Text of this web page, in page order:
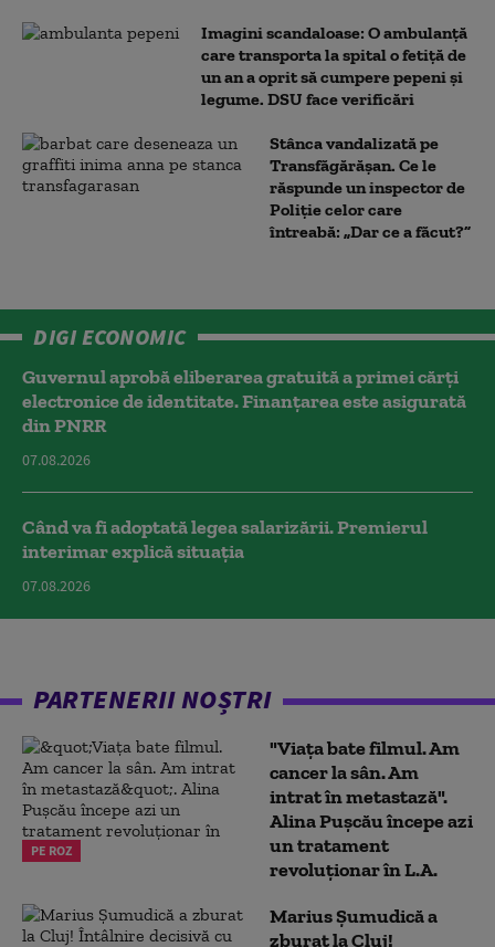
Imagini scandaloase: O ambulanță
care transporta la spital o fetiță de
un an a oprit să cumpere pepeni și
legume. DSU face verificări
Stânca vandalizată pe
Transfăgărășan. Ce le
răspunde un inspector de
Poliție celor care
întreabă: „Dar ce a făcut?”
DIGI ECONOMIC
Guvernul aprobă eliberarea gratuită a primei cărţi
electronice de identitate. Finanțarea este asigurată
din PNRR
07.08.2026
Când va fi adoptată legea salarizării. Premierul
interimar explică situația
07.08.2026
PARTENERII NOȘTRI
PE ROZ
"Viața bate filmul. Am
cancer la sân. Am
intrat în metastază".
Alina Pușcău începe azi
un tratament
revoluționar în L.A.
Marius Şumudică a
zburat la Cluj!